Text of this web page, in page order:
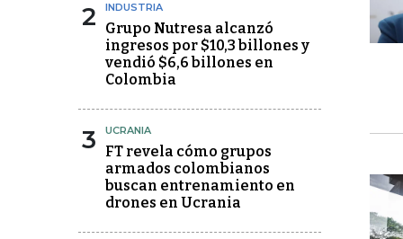
2 INDUSTRIA
Grupo Nutresa alcanzó
ingresos por $10,3 billones y
vendió $6,6 billones en
Colombia
3 UCRANIA
FT revela cómo grupos
armados colombianos
buscan entrenamiento en
drones en Ucrania